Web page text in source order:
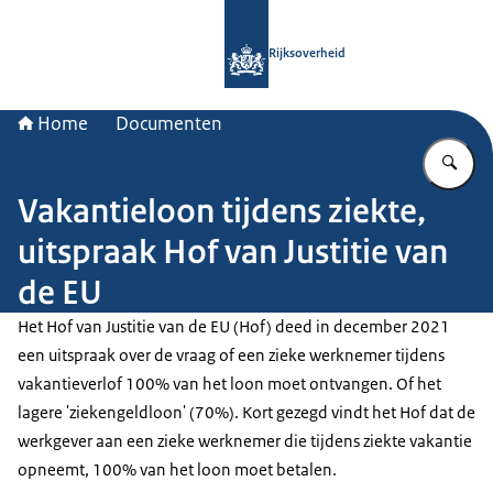
Rijksoverheid
Home Documenten
Vakantieloon tijdens ziekte,
uitspraak Hof van Justitie van
de EU
Het Hof van Justitie van de EU (Hof) deed in december 2021
een uitspraak over de vraag of een zieke werknemer tijdens
vakantieverlof 100% van het loon moet ontvangen. Of het
lagere 'ziekengeldloon' (70%). Kort gezegd vindt het Hof dat de
werkgever aan een zieke werknemer die tijdens ziekte vakantie
opneemt, 100% van het loon moet betalen.